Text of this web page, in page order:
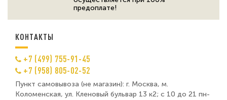
предоплате!
КОНТАКТЫ
+7 (499) 755-91-45
+7 (958) 805-02-52
Пункт самовывоза (не магазин): г. Москва, м.
Коломенская, ул. Кленовый бульвар 13 к2; с 10 до 21 пн-